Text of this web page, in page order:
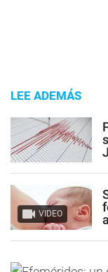
LEE ADEMÁS
VIDEO